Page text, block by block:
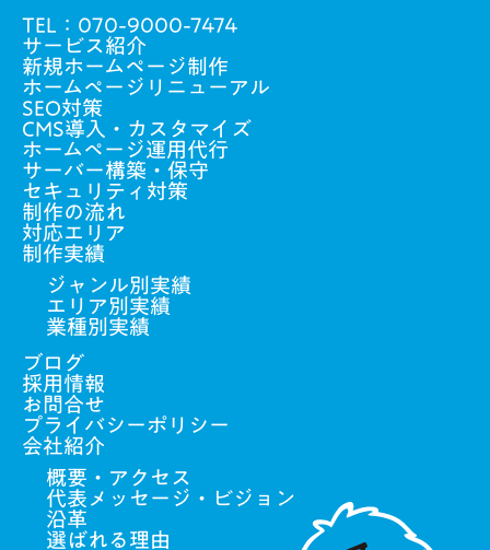
TEL： 070-9000-7474
サービス紹介
新規ホームページ制作
ホームページリニューアル
SEO対策
CMS導入・カスタマイズ
ホームページ運用代行
サーバー構築・保守
セキュリティ対策
制作の流れ
対応エリア
制作実績
ジャンル別実績
エリア別実績
業種別実績
ブログ
採用情報
お問合せ
プライバシーポリシー
会社紹介
概要・アクセス
代表メッセージ・ビジョン
沿革
選ばれる理由